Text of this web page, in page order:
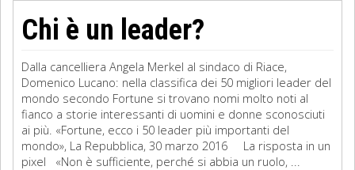
Chi è un leader?
Dalla cancelliera Angela Merkel al sindaco di Riace,
Domenico Lucano: nella classifica dei 50 migliori leader del
mondo secondo Fortune si trovano nomi molto noti al
fianco a storie interessanti di uomini e donne sconosciuti
ai più. «Fortune, ecco i 50 leader più importanti del
mondo», La Repubblica, 30 marzo 2016 La risposta in un
pixel «Non è sufficiente, perché si abbia un ruolo, ...